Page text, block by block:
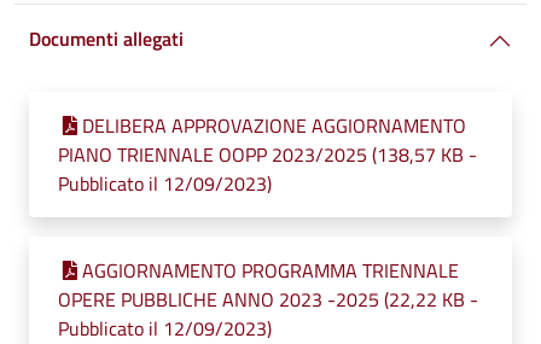
Documenti allegati
DELIBERA APPROVAZIONE AGGIORNAMENTO
PIANO TRIENNALE OOPP 2023/2025 (138,57 KB -
Pubblicato il 12/09/2023)
AGGIORNAMENTO PROGRAMMA TRIENNALE
OPERE PUBBLICHE ANNO 2023 -2025 (22,22 KB -
Pubblicato il 12/09/2023)